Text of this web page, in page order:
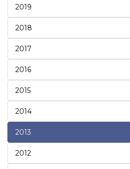
2019
2018
2017
2016
2015
2014
2013
2012